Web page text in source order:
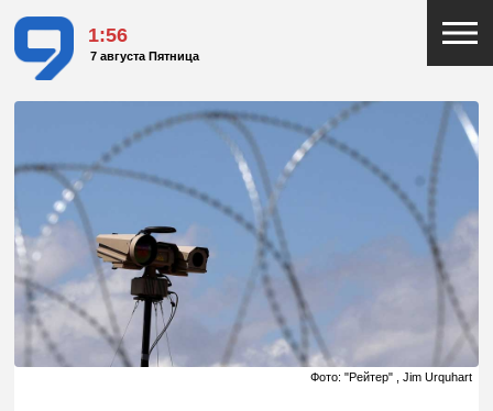
1:56
7 августа Пятница
Фото: "Рейтер" , Jim Urquhart